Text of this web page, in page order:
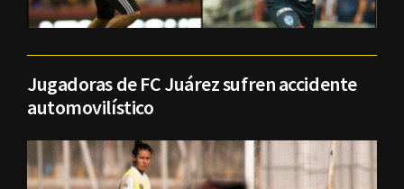
Jugadoras de FC Juárez sufren accidente
automovilístico